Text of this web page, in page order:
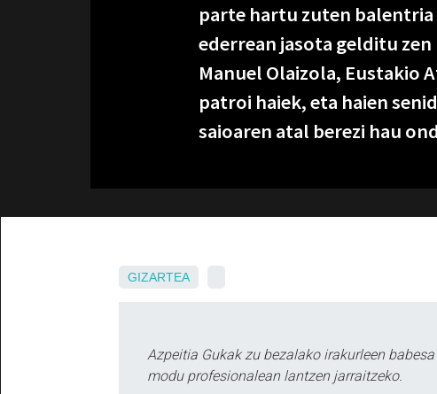
parte hartu zuten
ederrean jasota gelditu zen
Manuel Olaizola, Eustakio
patroi haiek, eta haien
saioaren atal berezi hau
GIZARTEA
Azpeitia Gukak zu bezalako irakurleen
modu profesionalean lantzen jarraitzeko.